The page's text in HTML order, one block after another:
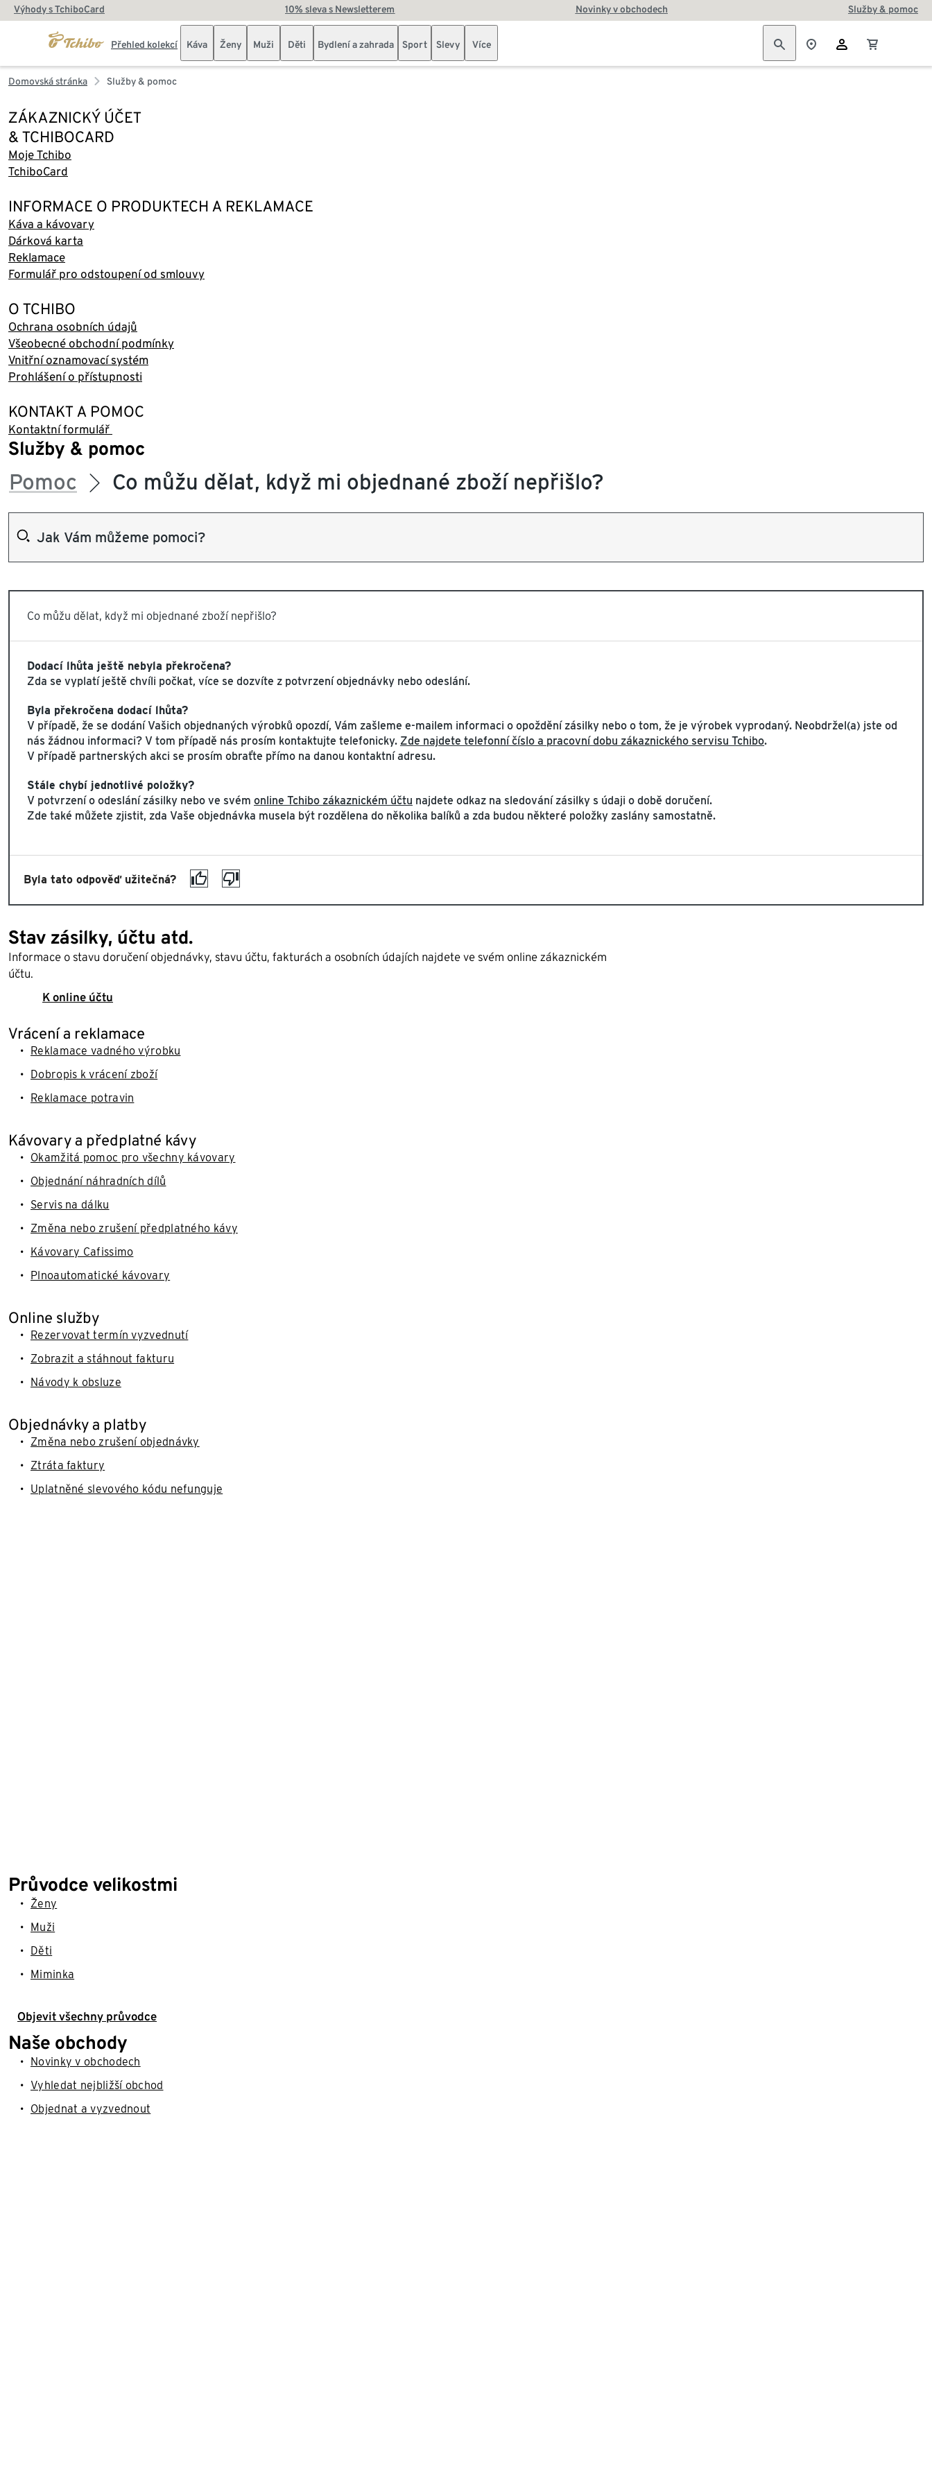
Výhody s TchiboCard 10% sleva s Newsletterem Novinky v obchodech Služby & pomoc
Přehled kolekcí Káva Ženy Muži Děti Bydlení a zahrada Sport Slevy Více
Domovská stránka Služby & pomoc
ZÁKAZNICKÝ ÚČET
& TCHIBOCARD
Moje Tchibo
TchiboCard
INFORMACE O PRODUKTECH A REKLAMACE
Káva a kávovary
Dárková karta
Reklamace
Formulář pro odstoupení od smlouvy
O TCHIBO
Ochrana osobních údajů
Všeobecné obchodní podmínky
Vnitřní oznamovací systém
Prohlášení o přístupnosti
KONTAKT A POMOC
Kontaktní formulář
Služby & pomoc
Pomoc Co můžu dělat, když mi objednané zboží nepřišlo?
Co můžu dělat, když mi objednané zboží nepřišlo?
Dodací lhůta ještě nebyla překročena?
Zda se vyplatí ještě chvíli počkat, více se dozvíte z potvrzení objednávky nebo odeslání.
Byla překročena dodací lhůta?
V případě, že se dodání Vašich objednaných výrobků opozdí, Vám zašleme e-mailem informaci o opoždění zásilky nebo o tom, že je výrobek vyprodaný. Neobdržel(a) jste od
nás žádnou informaci? V tom případě nás prosím kontaktujte telefonicky. Zde najdete telefonní číslo a pracovní dobu zákaznického servisu Tchibo.
V případě partnerských akci se prosím obraťte přímo na danou kontaktní adresu.
Stále chybí jednotlivé položky?
V potvrzení o odeslání zásilky nebo ve svém online Tchibo zákaznickém účtu najdete odkaz na sledování zásilky s údaji o době doručení.
Zde také můžete zjistit, zda Vaše objednávka musela být rozdělena do několika balíků a zda budou některé položky zaslány samostatně.
Byla tato odpověď užitečná?
Stav zásilky, účtu atd.
Informace o stavu doručení objednávky, stavu účtu, fakturách a osobních údajích najdete ve svém online zákaznickém
účtu.
K online účtu
Vrácení a reklamace
Reklamace vadného výrobku
Dobropis k vrácení zboží
Reklamace potravin
Kávovary a předplatné kávy
Okamžitá pomoc pro všechny kávovary
Objednání náhradních dílů
Servis na dálku
Změna nebo zrušení předplatného kávy
Kávovary Cafissimo
Plnoautomatické kávovary
Online služby
Rezervovat termín vyzvednutí
Zobrazit a stáhnout fakturu
Návody k obsluze
Objednávky a platby
Změna nebo zrušení objednávky
Ztráta faktury
Uplatněné slevového kódu nefunguje
Průvodce velikostmi
Ženy
Muži
Děti
Miminka
Objevit všechny průvodce
Naše obchody
Novinky v obchodech
Vyhledat nejbližší obchod
Objednat a vyzvednout